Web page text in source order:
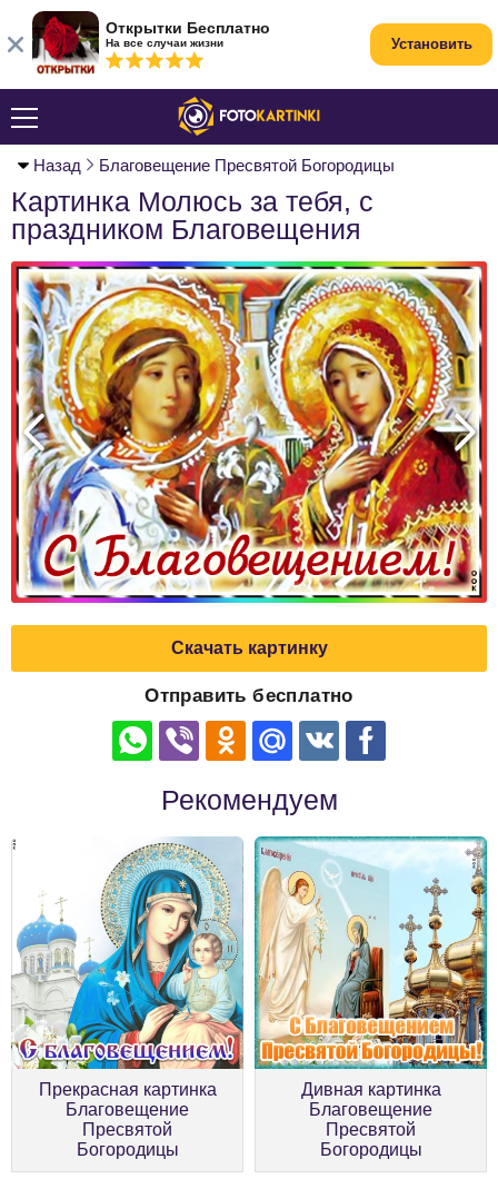
Назад Благовещение Пресвятой Богородицы
Картинка Молюсь за тебя, с
праздником Благовещения
Скачать картинку
Отправить бесплатно
Рекомендуем
Прекрасная картинка
Благовещение
Пресвятой
Богородицы
Дивная картинка
Благовещение
Пресвятой
Богородицы
Открытки Бесплатно
На все случаи жизни Установить